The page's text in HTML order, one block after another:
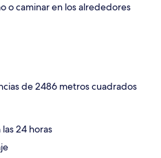
o caminar en los alrededores
de 2486 metros cuadrados
24 horas